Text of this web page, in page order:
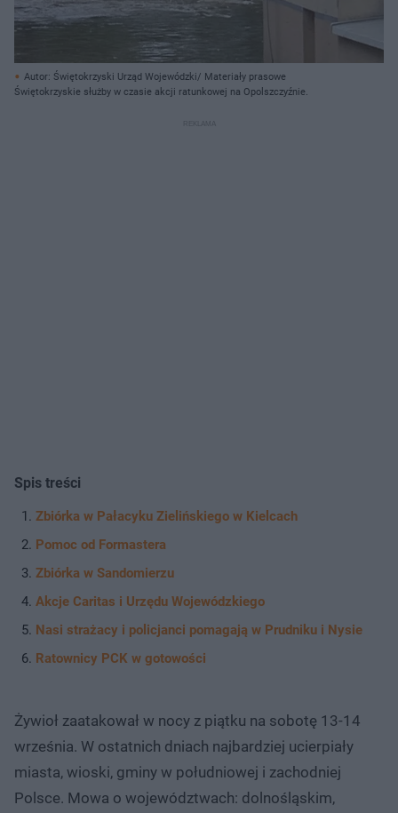
Autor: Świętokrzyski Urząd Wojewódzki/ Materiały prasowe
Świętokrzyskie służby w czasie akcji ratunkowej na Opolszczyźnie.
Spis treści
Zbiórka w Pałacyku Zielińskiego w Kielcach
Pomoc od Formastera
Zbiórka w Sandomierzu
Akcje Caritas i Urzędu Wojewódzkiego
Nasi strażacy i policjanci pomagają w Prudniku i Nysie
Ratownicy PCK w gotowości
Żywioł zaatakował w nocy z piątku na sobotę 13-14
września. W ostatnich dniach najbardziej ucierpiały
miasta, wioski, gminy w południowej i zachodniej
Polsce. Mowa o województwach: dolnośląskim,